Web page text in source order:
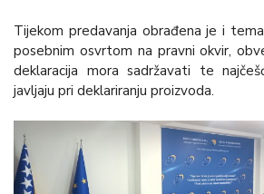
Tijekom predavanja obrađena je i
posebnim osvrtom na pravni okvir,
deklaracija mora sadržavati te
javljaju pri deklariranju proizvoda.